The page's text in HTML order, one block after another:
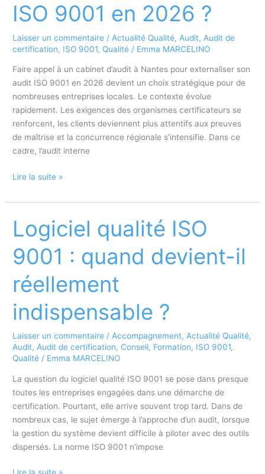
de
robuste
et
auditable
ISO 9001 en 2026 ?
Laisser un commentaire / Actualité Qualité, Audit, Audit de
certification, ISO 9001, Qualité / Emma MARCELINO
Faire appel à un cabinet d’audit à Nantes pour externaliser son
audit ISO 9001 en 2026 devient un choix stratégique pour de
nombreuses entreprises locales. Le contexte évolue
rapidement. Les exigences des organismes certificateurs se
renforcent, les clients deviennent plus attentifs aux preuves
de maîtrise et la concurrence régionale s’intensifie. Dans ce
cadre, l’audit interne
Cabinet
a
pourquoi
externaliser
audit
9001
2026
?
Lire la suite »
Logiciel qualité ISO
9001 : quand devient-il
réellement
indispensable ?
Laisser un commentaire / Accompagnement, Actualité Qualité,
Audit, Audit de certification, Conseil, Formation, ISO 9001,
Qualité / Emma MARCELINO
La question du logiciel qualité ISO 9001 se pose dans presque
toutes les entreprises engagées dans une démarche de
certification. Pourtant, elle arrive souvent trop tard. Dans de
nombreux cas, le sujet émerge à l’approche d’un audit, lorsque
la gestion du système devient difficile à piloter avec des outils
dispersés. La norme ISO 9001 n’impose
Logiciel